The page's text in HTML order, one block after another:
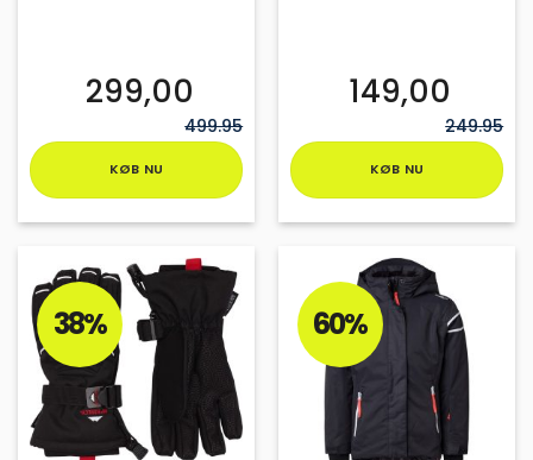
KØB NU
vare
har
flere
varianter.
Mulighederne
kan
vælges
på
varesiden
499.95
299,00
KØB NU
vare
har
flere
varianter.
Mulighederne
kan
vælges
på
varesiden
249.95
149,00
38% 60%